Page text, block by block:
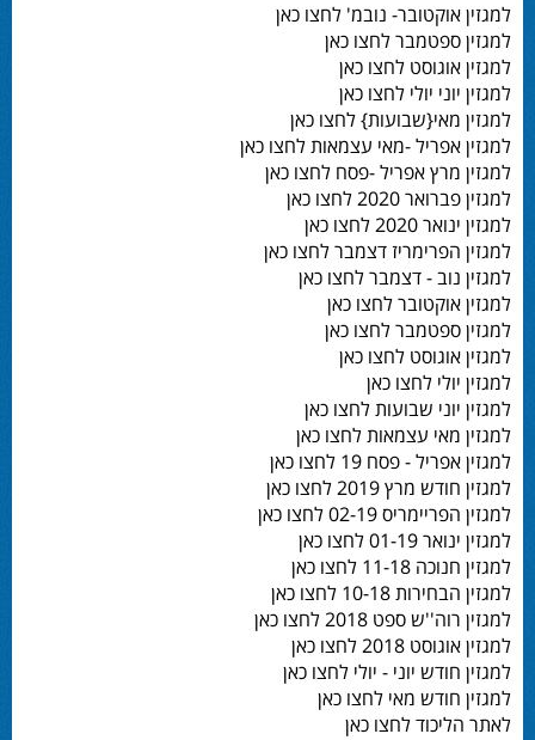
למגזין אוקטובר- נובמ' לחצו כאן
למגזין ספטמבר לחצו כאן
למגזין אוגוסט לחצו כאן
למגזין יוני יולי לחצו כאן
למגזין מאי{שבועות} לחצו כאן
למגזין אפריל -מאי עצמאות לחצו כאן
למגזין מרץ אפריל -פסח לחצו כאן
למגזין פברואר 2020 לחצו כאן
למגזין ינואר 2020 לחצו כאן
למגזין הפרימריז דצמבר לחצו כאן
למגזין נוב - דצמבר לחצו כאן
למגזין אוקטובר לחצו כאן
למגזין ספטמבר לחצו כאן
למגזין אוגוסט לחצו כאן
למגזין יולי לחצו כאן
למגזין יוני שבועות לחצו כאן
למגזין מאי עצמאות לחצו כאן
למגזין אפריל - פסח 19 לחצו כאן
למגזין חודש מרץ 2019 לחצו כאן
למגזין הפריימריס 02-19 לחצו כאן
למגזין ינואר 01-19 לחצו כאן
למגזין חנוכה 11-18 לחצו כאן
למגזין הבחירות 10-18 לחצו כאן
למגזין רוה''ש ספט 2018 לחצו כאן
למגזין אוגוסט 2018 לחצו כאן
למגזין חודש יוני - יולי לחצו כאן
למגזין חודש מאי לחצו כאן
לאתר הליכוד לחצו כאן